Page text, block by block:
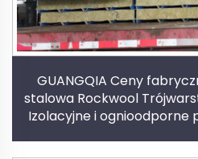
GUANGQIA Ceny
stalowa Rockwool
Izolacyjne i ognioodporne